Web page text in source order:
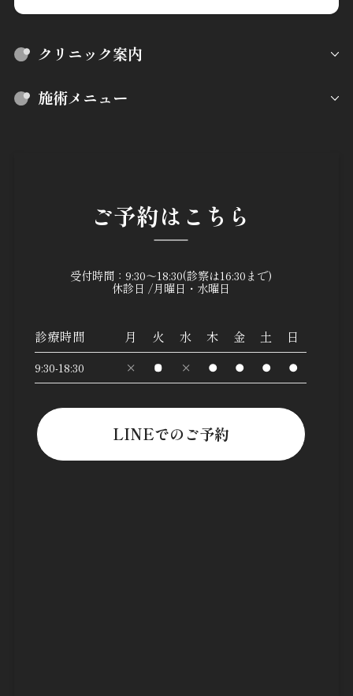
クリニック案内
施術メニュー
ご予約はこちら
受付時間：9:30～18:30(診察は16:30まで)
休診日 /月曜日・水曜日
診療時間 月 火 水 木 金 土 日
9:30-18:30
LINEでのご予約